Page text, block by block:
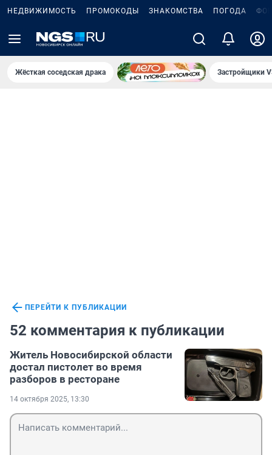
НЕДВИЖИМОСТЬ ПРОМОКОДЫ ЗНАКОМСТВА ПОГОДА
Жёсткая соседская драка Застройщики
ПЕРЕЙТИ К ПУБЛИКАЦИИ
52 комментария к публикации
Житель Новосибирской области
достал пистолет во время
разборов в ресторане
14 октября 2025, 13:30